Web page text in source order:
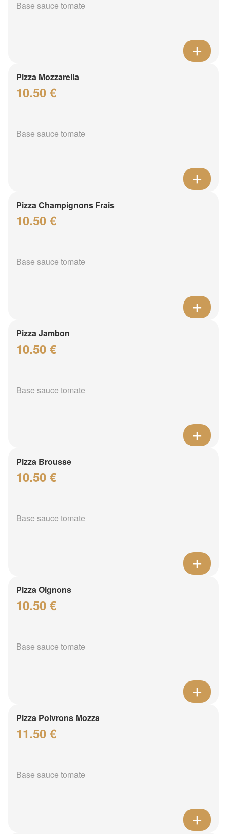
Base sauce tomate
Pizza Mozzarella
10.50 €
Base sauce tomate
Pizza Champignons Frais
10.50 €
Base sauce tomate
Pizza Jambon
10.50 €
Base sauce tomate
Pizza Brousse
10.50 €
Base sauce tomate
Pizza Oignons
10.50 €
Base sauce tomate
Pizza Poivrons Mozza
11.50 €
Base sauce tomate